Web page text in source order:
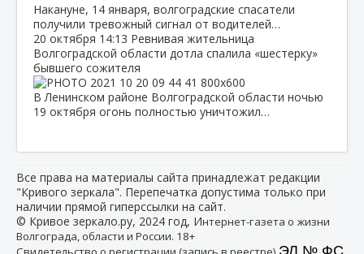
Накануне, 14 января, волгоградские спасатели
получили тревожный сигнал от водителей…
20 октября 14:13 Ревнивая жительница
Волгоградской области дотла спалила «шестерку»
бывшего сожителя
В Ленинском районе Волгоградской области ночью
19 октября огонь полностью уничтожил…
Все права на материалы сайта принадлежат редакции
"Кривого зеркала". Перепечатка допустима только при
наличии прямой гиперссылки на сайт.
© Кривое зеркало.ру, 2024 год, Интернет-газета о жизни
Волгограда, области и России. 18+
ЭЛ № ФС